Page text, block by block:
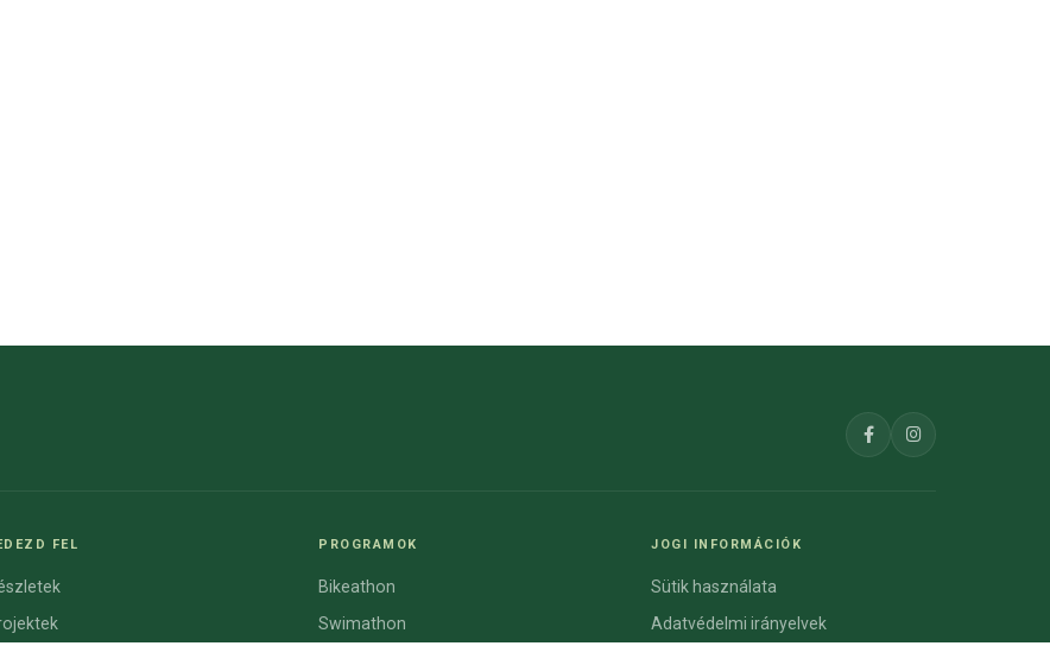
FEL PROGRAMOK
Bikeathon
Swimathon
JOGI INFORMÁCIÓK
Sütik használata
Adatvédelmi irányelvek